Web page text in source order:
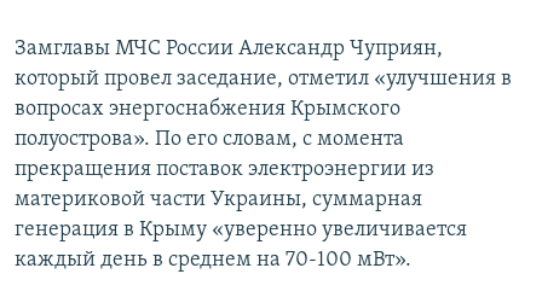
Замглавы МЧС России Александр Чуприян,
который провел заседание, отметил «улучшения в
вопросах энергоснабжения Крымского
полуострова». По его словам, с момента
прекращения поставок электроэнергии из
материковой части Украины, суммарная
генерация в Крыму «уверенно увеличивается
каждый день в среднем на 70-100 мВт».